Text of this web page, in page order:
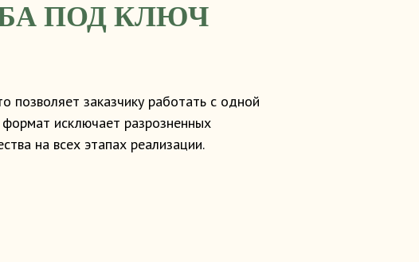
ПОД КЛЮЧ
позволяет заказчику работать с одной
исключает разрозненных
на всех этапах реализации.